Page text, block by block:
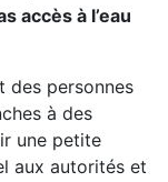
accès à l’eau
des personnes
à des
une petite
aux autorités et